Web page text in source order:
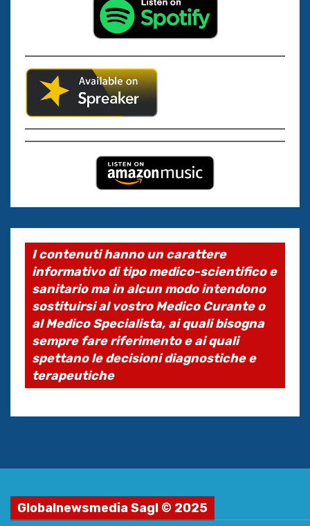
I contenuti hanno un carattere
informativo di tipo medico-scientifico e
sanitario ma in alcun modo intendono
sostituirsi al vostro Medico Curante o
al Medico Specialista, ai quali bisogna
sempre fare riferimento e ai quali
spettano le decisioni diagnostiche e
terapeutiche
Globalnewsmedia Sagl © 2025